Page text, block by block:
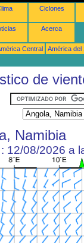
Ciclones
Acerca
Central
América del
de
Namibia
12/08/2026 a